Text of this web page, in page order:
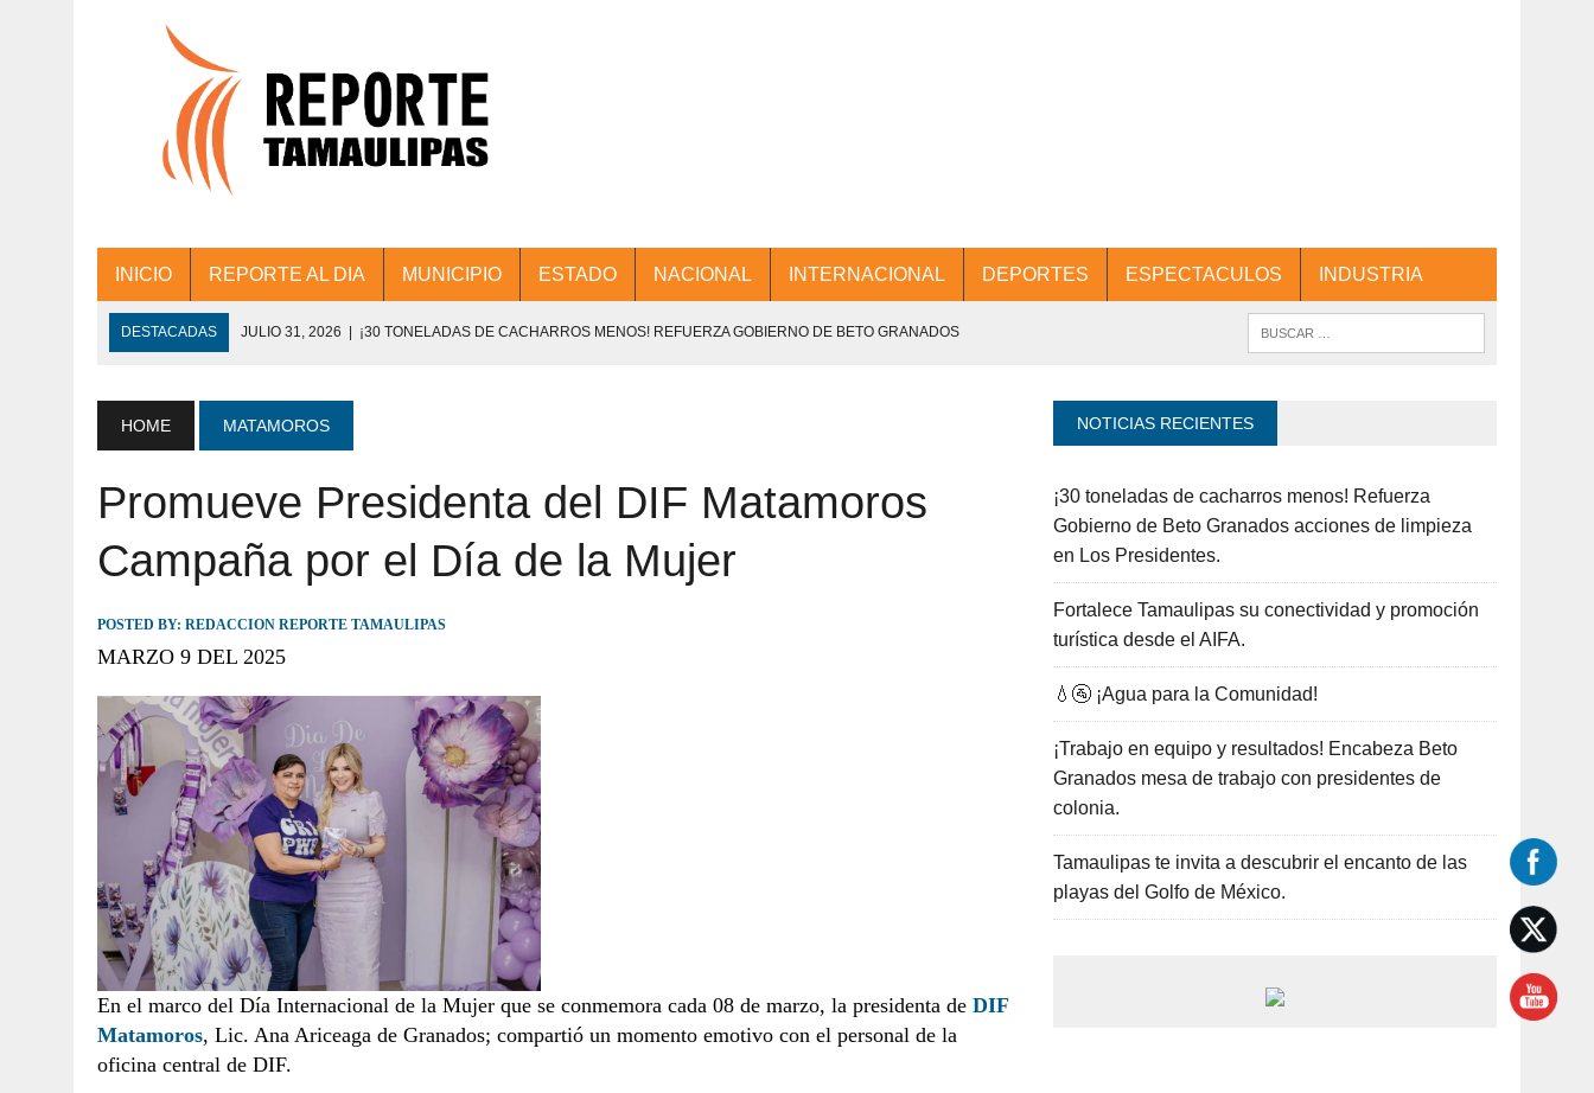
INICIO REPORTE AL DIA MUNICIPIO ESTADO NACIONAL INTERNACIONAL DEPORTES ESPECTACULOS INDUSTRIA
DESTACADAS JULIO 31, 2026 | ¡30 TONELADAS DE CACHARROS MENOS! REFUERZA GOBIERNO DE BETO GRANADOS
JULIO 30, 2026 | 💧🚰 ¡AGUA PARA LA COMUNIDAD!
JULIO 30, 2026 ¡TRABAJO EN EQUIPO Y RESULTADOS! ENCABEZA BETO GRANADOS MESA DE TRABAJO CON PRESIDENTES
JULIO 30, 2026 | TAMAULIPAS TE INVITA A DESCUBRIR EL ENCANTO DE LAS PLAYAS DEL GOLFO DE MÉXICO.
HOME MATAMOROS
Promueve Presidenta del DIF Matamoros
Campaña por el Día de la Mujer
POSTED BY: REDACCION REPORTE TAMAULIPAS
MARZO 9 DEL 2025
En el marco del Día Internacional de la Mujer que se conmemora cada 08 de marzo, la presidenta de DIF
Matamoros, Lic. Ana Ariceaga de Granados; compartió un momento emotivo con el personal de la
oficina central de DIF.
NOTICIAS RECIENTES
¡30 toneladas de cacharros menos! Refuerza
Gobierno de Beto Granados acciones de limpieza
en Los Presidentes.
Fortalece Tamaulipas su conectividad y promoción
turística desde el AIFA.
💧🚰 ¡Agua para la Comunidad!
¡Trabajo en equipo y resultados! Encabeza Beto
Granados mesa de trabajo con presidentes de
colonia.
Tamaulipas te invita a descubrir el encanto de las
playas del Golfo de México.